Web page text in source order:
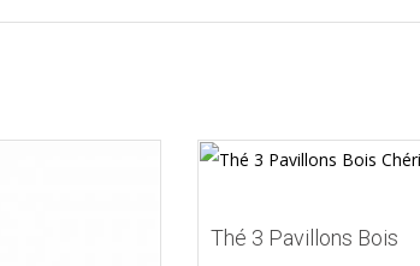
Thé 3 Pavillons Bois